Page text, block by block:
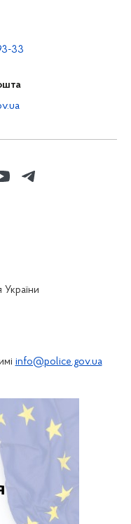
33
України
info@police.gov.ua